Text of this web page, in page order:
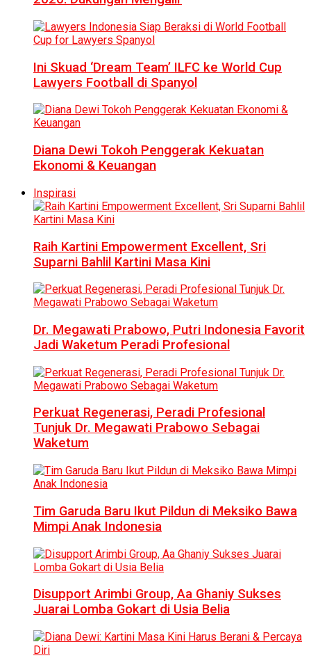
Ini Skuad ‘Dream Team’ ILFC ke World Cup
Lawyers Football di Spanyol
Diana Dewi Tokoh Penggerak Kekuatan
Ekonomi & Keuangan
Inspirasi
Raih Kartini Empowerment Excellent, Sri
Suparni Bahlil Kartini Masa Kini
Dr. Megawati Prabowo, Putri Indonesia Favorit
Jadi Waketum Peradi Profesional
Perkuat Regenerasi, Peradi Profesional
Tunjuk Dr. Megawati Prabowo Sebagai
Waketum
Tim Garuda Baru Ikut Pildun di Meksiko Bawa
Mimpi Anak Indonesia
Disupport Arimbi Group, Aa Ghaniy Sukses
Juarai Lomba Gokart di Usia Belia